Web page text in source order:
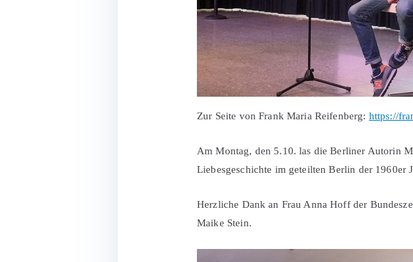
Zur Seite von Frank Maria Reifenberg: https://
Am Montag, den 5.10. las die Berliner Autorin
Liebesgeschichte im geteilten Berlin der 1960er
Herzliche Dank an Frau Anna Hoff der
Maike Stein.